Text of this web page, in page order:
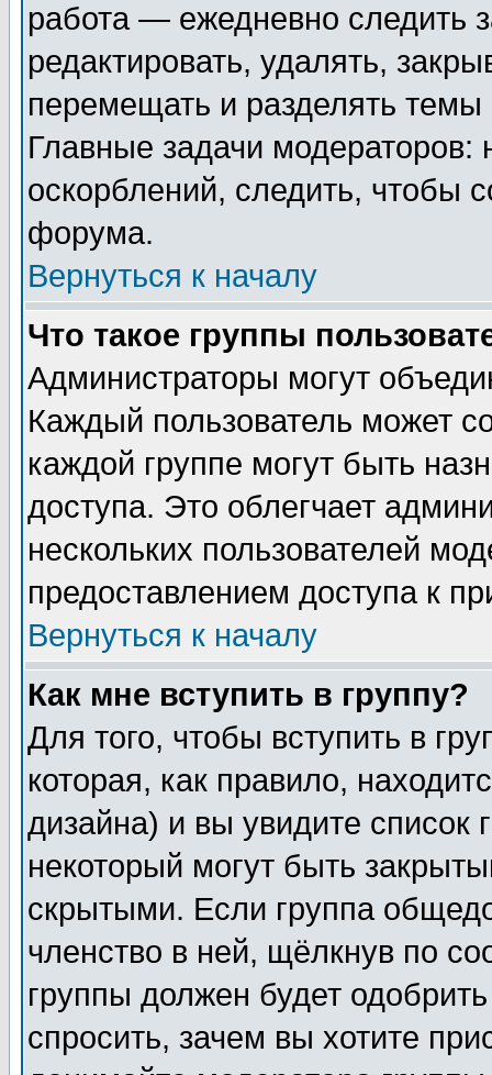
работа — ежедневно следить
редактировать, удалять,
перемещать и разделять
Главные задачи
оскорблений, следить, чтобы
форума.
Вернуться к началу
Что такое группы
Администраторы могут
Каждый пользователь может
каждой группе могут быть
доступа. Это облегчает
нескольких пользователей
предоставлением доступа к
Вернуться к началу
Как мне вступить в группу?
Для того, чтобы вступить в
которая, как правило,
дизайна) и вы увидите список
некоторый могут быть
скрытыми. Если группа
членство в ней, щёлкнув по
группы должен будет
спросить, зачем вы хотите